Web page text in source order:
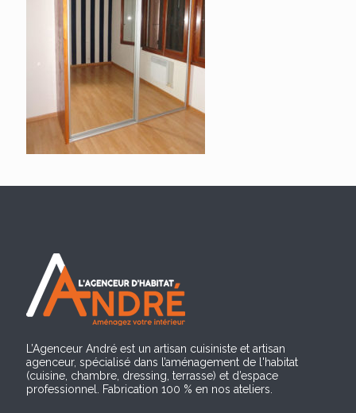
L’Agenceur André est un artisan cuisiniste et artisan
agenceur, spécialisé dans l’aménagement de l'habitat
(cuisine, chambre, dressing, terrasse) et d’espace
professionnel. Fabrication 100 % en nos ateliers.